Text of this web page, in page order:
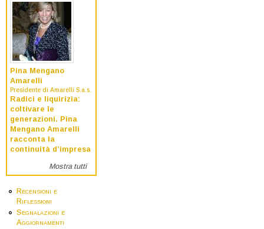
Pina Mengano
Amarelli
Presidente di Amarelli S.a.s.
Radici e liquirizia:
coltivare le
generazioni. Pina
Mengano Amarelli
racconta la
continuità d’impresa
Mostra tutti
Recensioni e
Riflessioni
Segnalazioni e
Aggiornamenti